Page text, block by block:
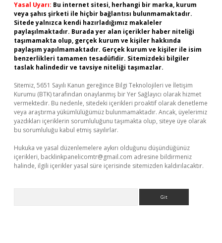
Yasal Uyarı: Bu internet sitesi, herhangi bir marka, kurum
veya şahıs şirketi ile hiçbir bağlantısı bulunmamaktadır.
Sitede yalnızca kendi hazırladığımız makaleler
paylaşılmaktadır. Burada yer alan içerikler haber niteliği
taşımamakta olup, gerçek kurum ve kişiler hakkında
paylaşım yapılmamaktadır. Gerçek kurum ve kişiler ile isim
benzerlikleri tamamen tesadüfidir. Sitemizdeki bilgiler
taslak halindedir ve tavsiye niteliği taşımazlar.
Sitemiz, 5651 Sayılı Kanun gereğince Bilgi Teknolojileri ve İletişim
Kurumu (BTK) tarafından onaylanmış bir Yer Sağlayıcı olarak hizmet
vermektedir. Bu nedenle, sitedeki içerikleri proaktif olarak denetleme
veya araştırma yükümlülüğümüz bulunmamaktadır. Ancak, üyelerimiz
yazdıkları içeriklerin sorumluluğunu taşımakta olup, siteye üye olarak
bu sorumluluğu kabul etmiş sayılırlar.
Hukuka ve yasal düzenlemelere aykırı olduğunu düşündüğünüz
içerikleri, backlinkpanelicomtr@gmail.com adresine bildirmeniz
halinde, ilgili içerikler yasal süre içerisinde sitemizden kaldırılacaktır.